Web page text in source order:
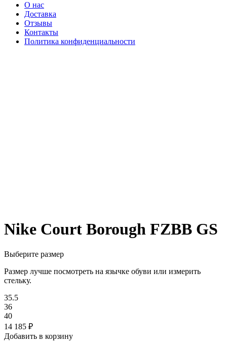
О нас
Доставка
Отзывы
Контакты
Политика конфиденциальности
Nike Court Borough FZBB GS
Выберите размер
Размер лучше посмотреть на язычке обуви или измерить
стельку.
35.5
36
40
14 185 ₽
Добавить в корзину